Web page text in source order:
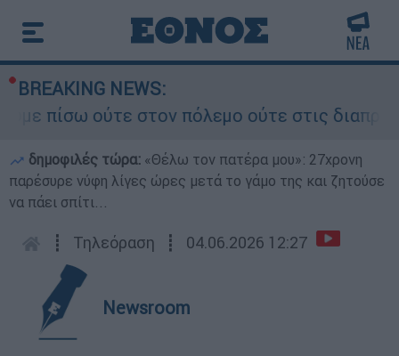
BREAKING NEWS:
ούτε στον πόλεμο ούτε στις
δημοφιλές τώρα: «Θέλω τον πατέρα μου»: 27χρονη
παρέσυρε νύφη λίγες ώρες μετά το γάμο της και ζητούσε
να πάει σπίτι...
┋ Τηλεόραση ┋ 04.06.2026 12:27
Newsroom